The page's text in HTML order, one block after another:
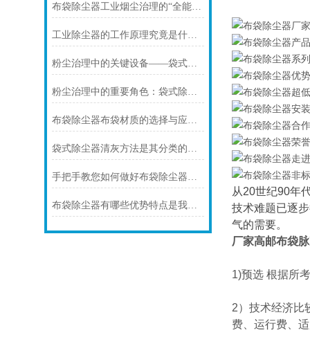
布袋除尘器工业烟尘治理的“全能卫士”适配指南
工业除尘器的工作原理究竟是什么呢？
粉尘治理中的关键设备——袋式除尘器的原理与应用
粉尘治理中的重要角色：袋式除尘器的应用与发展
布袋除尘器布袋材质的选择与应用分析
袋式除尘器清灰方法是其分类的主要标志
手把手教您如何做好布袋除尘器的维护保养工作
布袋除尘器有哪些优势特点是我们不知道的
从20世纪90年
技术难题已逐
气的需要。
厂家高邮布袋
1)预选 根据所
2）技术经济比
费、运行费、